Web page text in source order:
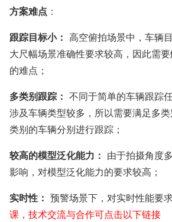
方案难点 ：
跟踪目标小： 高空俯拍场景中，车辆
大尺幅场景准确性要求较高，因此需
的难点；
多类别跟踪： 不同于简单的车辆跟踪
涉及车辆类型较多，所以需要满足多
类别的车辆分别进行跟踪；
较高的模型泛化能力： 由于拍摄角度
影响，对模型泛化能力的要求较高；
实时性： 预警场景下，对实时性能要求
课，技术交流与合作可点击以下链接